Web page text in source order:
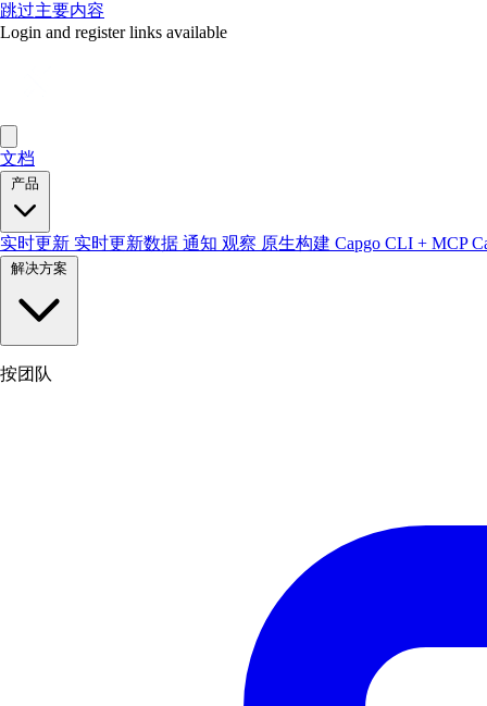
跳过主要内容
Login and register links available
文档
产品
实时更新 实时更新数据 通知 观察 原生构建 Capgo CLI + MCP
解决方案
按团队